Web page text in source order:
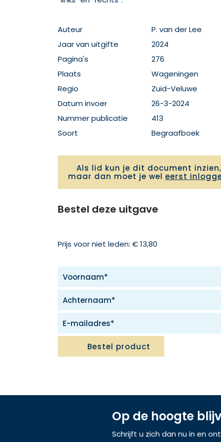
Auteur
P. van der Lee
Jaar van uitgifte
2024
Pagina's
276
Plaats
Wageningen
Regio
Zuid-Veluwe
Datum invoer
26-3-2024
Nummer publicatie
413
Soort
Begraafboek
Als lid kun je dit document inzien,
maar dan moet je wel eerst
Bestel deze uitgave
Prijs voor niet leden: € 13,80
Bestel product
Op de hoogte
Schrijft u zich dan nu in en